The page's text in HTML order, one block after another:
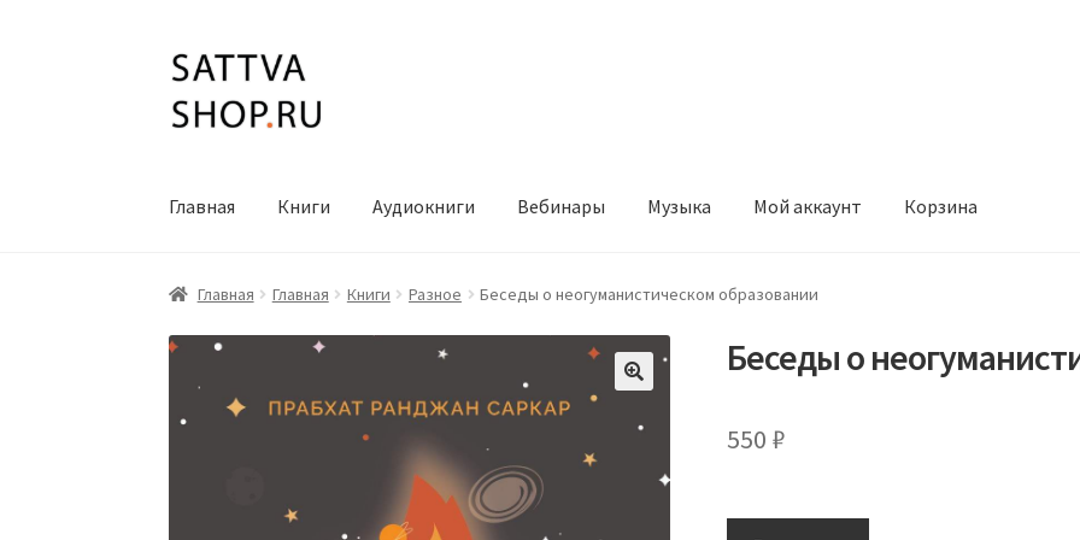
Перейти
навигации
Перейти
содержимому
Главная Книги Аудиокниги Вебинары Музыка Мой аккаунт Корзина
Главная Главная Книги Разное Беседы о неогуманистическом образовании
Беседы о
550 ₽